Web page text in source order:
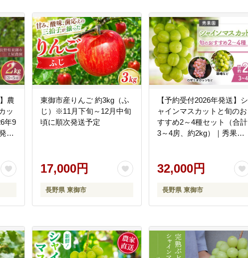
農
ッ
年9
送
東御市産りんご 約3kg（ふ
じ）※11月下旬～12月中旬
頃に順次発送予定
17,000円
長野県 東御市
【予約受付2026年発送】シ
ャインマスカットと旬のお
すすめ2～4種セット（合計
3～4房、約2kg）｜秀果
32,000円
長野県 東御市